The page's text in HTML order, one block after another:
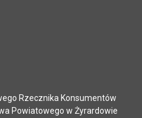
Rzecznika Konsumentów
Powiatowego w Żyrardowie